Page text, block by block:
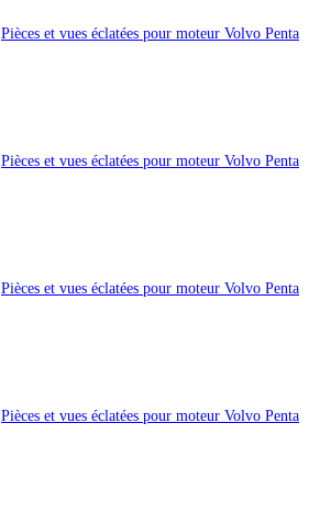
Pièces et vues éclatées pour moteur Volvo Penta
Pièces et vues éclatées pour moteur Volvo Penta
Pièces et vues éclatées pour moteur Volvo Penta
Pièces et vues éclatées pour moteur Volvo Penta